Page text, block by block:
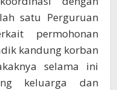
satu Perguruan
permohonan
kandung korban
selama ini
keluarga dan